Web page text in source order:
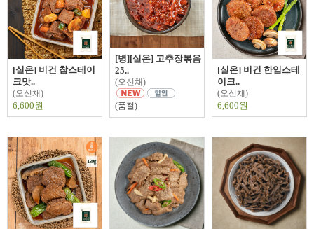
[실온] 비건 찹스테이
크맛..
(오신채)
6,600원
[병][실온] 고추장볶음
25..
(오신채)
(품절)
[실온] 비건 한입스테
이크..
(오신채)
6,600원